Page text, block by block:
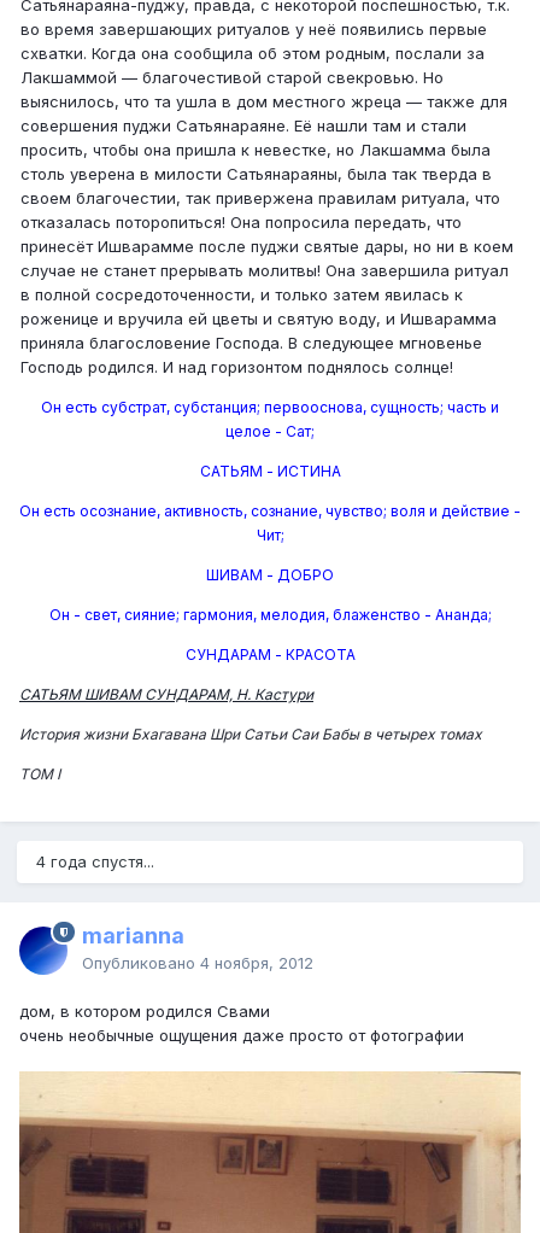
Сатьянараяна-пуджу, правда, с некоторой поспешностью, т.к.
во время завершающих ритуалов у неё появились первые
схватки. Когда она сообщила об этом родным, послали за
Лакшаммой — благочестивой старой свекровью. Но
выяснилось, что та ушла в дом местного жреца — также для
совершения пуджи Сатьянараяне. Её нашли там и стали
просить, чтобы она пришла к невестке, но Лакшамма была
столь уверена в милости Сатьянараяны, была так тверда в
своем благочестии, так привержена правилам ритуала, что
отказалась поторопиться! Она попросила передать, что
принесёт Ишварамме после пуджи святые дары, но ни в коем
случае не станет прерывать молитвы! Она завершила ритуал
в полной сосредоточенности, и только затем явилась к
роженице и вручила ей цветы и святую воду, и Ишварамма
приняла благословение Господа. В следующее мгновенье
Господь родился. И над горизонтом поднялось солнце!
Он есть субстрат, субстанция; первооснова, сущность; часть и
целое - Сат;
САТЬЯМ - ИСТИНА
Он есть осознание, активность, сознание, чувство; воля и действие -
Чит;
ШИВАМ - ДОБРО
Он - свет, сияние; гармония, мелодия, блаженство - Ананда;
СУНДАРАМ - КРАСОТА
САТЬЯМ ШИВАМ СУНДАРАМ, Н. Кастури
История жизни Бхагавана Шри Сатьи Саи Бабы в четырех томах
ТОМ I
4 года спустя...
marianna
Опубликовано 4 ноября, 2012
дом, в котором родился Свами
очень необычные ощущения даже просто от фотографии